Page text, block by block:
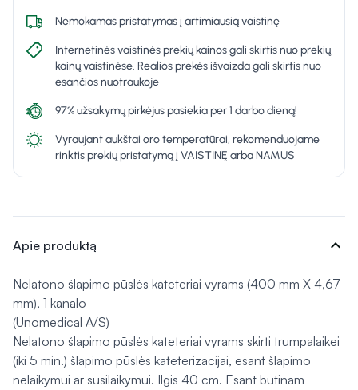
Nemokamas pristatymas į artimiausią vaistinę
Internetinės vaistinės prekių kainos gali skirtis nuo prekių
kainų vaistinėse. Realios prekės išvaizda gali skirtis nuo
esančios nuotraukoje
97% užsakymų pirkėjus pasiekia per 1 darbo dieną!
Vyraujant aukštai oro temperatūrai, rekomenduojame
rinktis prekių pristatymą į VAISTINĘ arba NAMUS
Apie produktą expand_more
Nelatono šlapimo pūslės kateteriai vyrams (400 mm X 4,67
mm), 1 kanalo
(Unomedical A/S)
Nelatono šlapimo pūslės kateteriai vyrams skirti trumpalaikei
(iki 5 min.) šlapimo pūslės kateterizacijai, esant šlapimo
nelaikymui ar susilaikymui. Ilgis 40 cm. Esant būtinam